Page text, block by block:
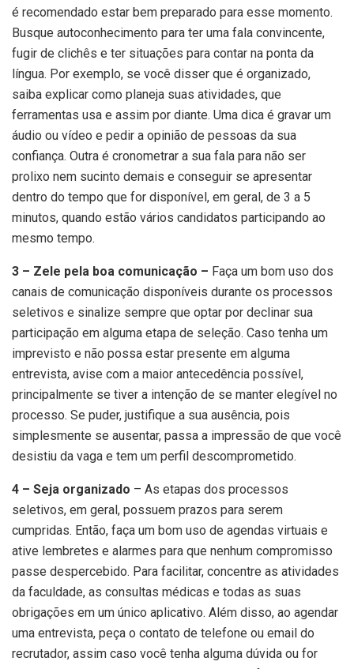
é recomendado estar bem preparado para esse momento.
Busque autoconhecimento para ter uma fala convincente,
fugir de clichês e ter situações para contar na ponta da
língua. Por exemplo, se você disser que é organizado,
saiba explicar como planeja suas atividades, que
ferramentas usa e assim por diante. Uma dica é gravar um
áudio ou vídeo e pedir a opinião de pessoas da sua
confiança. Outra é cronometrar a sua fala para não ser
prolixo nem sucinto demais e conseguir se apresentar
dentro do tempo que for disponível, em geral, de 3 a 5
minutos, quando estão vários candidatos participando ao
mesmo tempo.
3 – Zele pela boa comunicação – Faça um bom uso dos
canais de comunicação disponíveis durante os processos
seletivos e sinalize sempre que optar por declinar sua
participação em alguma etapa de seleção. Caso tenha um
imprevisto e não possa estar presente em alguma
entrevista, avise com a maior antecedência possível,
principalmente se tiver a intenção de se manter elegível no
processo. Se puder, justifique a sua ausência, pois
simplesmente se ausentar, passa a impressão de que você
desistiu da vaga e tem um perfil descomprometido.
4 – Seja organizado – As etapas dos processos
seletivos, em geral, possuem prazos para serem
cumpridas. Então, faça um bom uso de agendas virtuais e
ative lembretes e alarmes para que nenhum compromisso
passe despercebido. Para facilitar, concentre as atividades
da faculdade, as consultas médicas e todas as suas
obrigações em um único aplicativo. Além disso, ao agendar
uma entrevista, peça o contato de telefone ou email do
recrutador, assim caso você tenha alguma dúvida ou for